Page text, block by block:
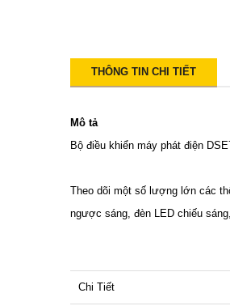
THÔNG TIN CHI TIẾT
Mô tả
Bộ điều khiển máy phát điện
Theo dõi một số lượng lớn các
ngược sáng, đèn LED chiếu
Chi Tiết